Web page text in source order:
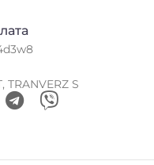
, TRANVERZ S